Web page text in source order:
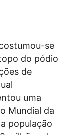
se
do pódio
de
uma
Mundial da
população